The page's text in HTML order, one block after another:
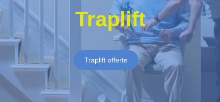
Traplift
Traplift offerte